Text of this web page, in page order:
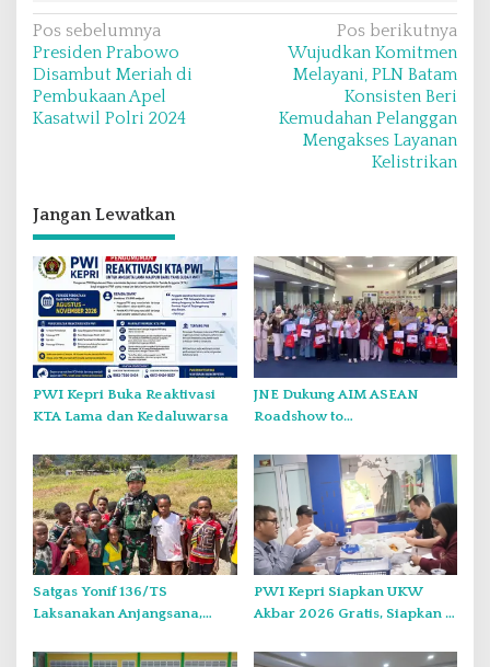
N
a
v
i
s
i
p
o
s
Pos sebelumnya
Presiden Prabowo
Disambut Meriah di
Pembukaan Apel
Kasatwil Polri 2024
Pos berikutnya
Wujudkan Komitmen
Melayani, PLN Batam
Konsisten Beri
Kemudahan Pelanggan
Mengakses Layanan
Kelistrikan
Jangan Lewatkan
PWI Kepri Buka Reaktivasi
KTA Lama dan Kedaluwarsa
JNE Dukung AIM ASEAN
Roadshow to
Saing UMKM melalui
Pemanfaatan Teknologi AI
Satgas Yonif 136/TS
Laksanakan Anjangsana,
Kepedulian kepada
PWI Kepri Siapkan UKW
Akbar 2026 Gratis, Siapkan 6
Ketat